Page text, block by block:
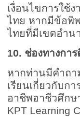
เงื่อนไขการใช้
ไทย หากมีข้อพิ
ไทยที่มีเขตอำน
10. ช่องทางกา
หากท่านมีคำถา
เรียนเกี่ยวกับก
อาชีพอาชีวศึกษ
KPT Learning